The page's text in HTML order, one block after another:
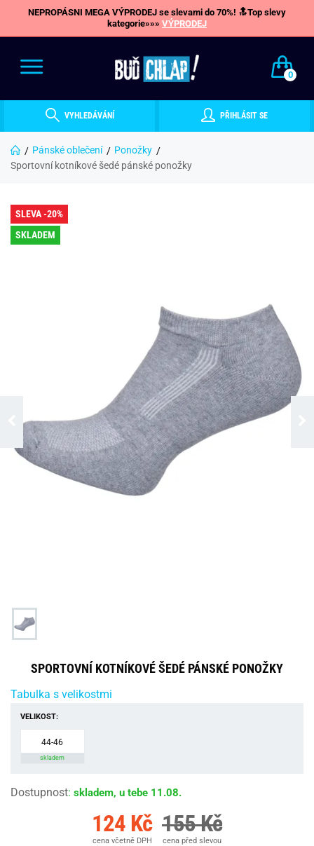
NEPROPÁSNI MEGA VÝPRODEJ se slevami do 70%! 🔝Top slevy
kategorie»»» VÝPRODEJ
0
VYHLEDÁVÁNÍ PŘIHLÁSIT SE
Pánské oblečení
Ponožky
Sportovní kotníkové šedé pánské ponožky
SLEVA -20%
SKLADEM
SPORTOVNÍ KOTNÍKOVÉ ŠEDÉ PÁNSKÉ PONOŽKY
Tabulka s velikostmi
VELIKOST:
44-46
skladem
Dostupnost: skladem, u tebe 11.08.
124 Kč
cena včetně DPH
155 Kč
cena před slevou